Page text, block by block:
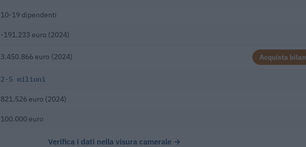
10-19 dipendenti
-191.233 euro (2024)
3.450.866 euro (2024) Acquista
2-5 milioni
821.526 euro (2024)
100.000 euro
Verifica i dati nella visura camerale →